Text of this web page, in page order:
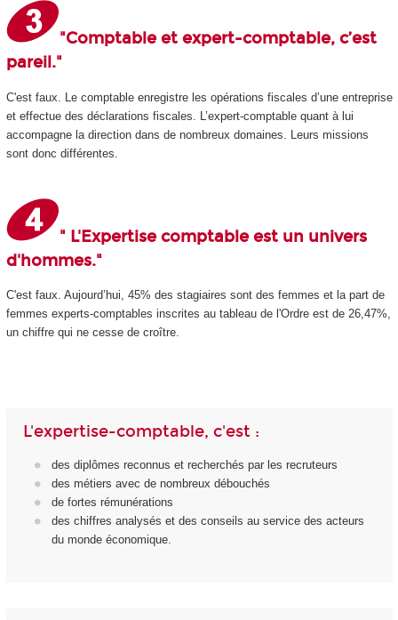
"Comptable et expert-comptable, c’est
pareil."
C'est faux. Le comptable enregistre les opérations fiscales d’une entreprise
et effectue des déclarations fiscales. L’expert-comptable quant à lui
accompagne la direction dans de nombreux domaines. Leurs missions
sont donc différentes.
" L'Expertise comptable est un univers
d'hommes."
C'est faux. Aujourd’hui, 45% des stagiaires sont des femmes et la part de
femmes experts-comptables inscrites au tableau de l'Ordre est de 26,47%,
un chiffre qui ne cesse de croître.
L'expertise-comptable, c'est :
des diplômes reconnus et recherchés par les recruteurs
des métiers avec de nombreux débouchés
de fortes rémunérations
des chiffres analysés et des conseils au service des acteurs
du monde économique.